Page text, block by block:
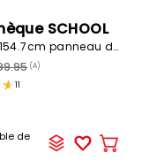
SCHOOL
40x34.2x154.7cm panneau de particules
(A)
11
de
Ajouter